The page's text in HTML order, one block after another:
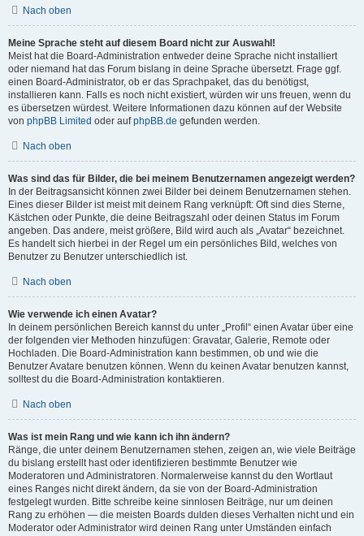
Nach oben
Meine Sprache steht auf diesem Board nicht zur Auswahl!
Meist hat die Board-Administration entweder deine Sprache nicht installiert
oder niemand hat das Forum bislang in deine Sprache übersetzt. Frage ggf.
einen Board-Administrator, ob er das Sprachpaket, das du benötigst,
installieren kann. Falls es noch nicht existiert, würden wir uns freuen, wenn du
es übersetzen würdest. Weitere Informationen dazu können auf der Website
von phpBB Limited oder aufphpBB.de gefunden werden.
Nach oben
Was sind das für Bilder, die bei meinem Benutzernamen angezeigt werden?
In der Beitragsansicht können zwei Bilder bei deinem Benutzernamen stehen.
Eines dieser Bilder ist meist mit deinem Rang verknüpft: Oft sind dies Sterne,
Kästchen oder Punkte, die deine Beitragszahl oder deinen Status im Forum
angeben. Das andere, meist größere, Bild wird auch als „Avatar“ bezeichnet.
Es handelt sich hierbei in der Regel um ein persönliches Bild, welches von
Benutzer zu Benutzer unterschiedlich ist.
Nach oben
Wie verwende ich einen Avatar?
In deinem persönlichen Bereich kannst du unter „Profil“ einen Avatar über eine
der folgenden vier Methoden hinzufügen: Gravatar, Galerie, Remote oder
Hochladen. Die Board-Administration kann bestimmen, ob und wie die
Benutzer Avatare benutzen können. Wenn du keinen Avatar benutzen kannst,
solltest du die Board-Administration kontaktieren.
Nach oben
Was ist mein Rang und wie kann ich ihn ändern?
Ränge, die unter deinem Benutzernamen stehen, zeigen an, wie viele Beiträge
du bislang erstellt hast oder identifizieren bestimmte Benutzer wie
Moderatoren und Administratoren. Normalerweise kannst du den Wortlaut
eines Ranges nicht direkt ändern, da sie von der Board-Administration
festgelegt wurden. Bitte schreibe keine sinnlosen Beiträge, nur um deinen
Rang zu erhöhen — die meisten Boards dulden dieses Verhalten nicht und ein
Moderator oder Administrator wird deinen Rang unter Umständen einfach